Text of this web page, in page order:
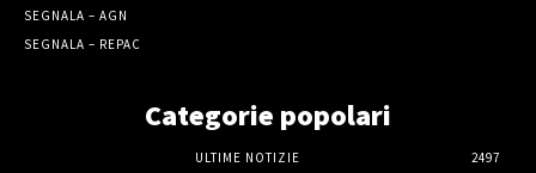
SEGNALA – AGN
SEGNALA – REPAC
Categorie popolari
ULTIME NOTIZIE
2497